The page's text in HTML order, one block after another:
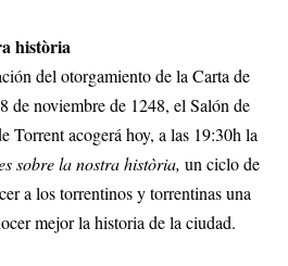
història
del otorgamiento de la Carta de
de noviembre de 1248, el Salón de
Torrent acogerá hoy, a las 19:30h la
sobre la nostra història, un ciclo de
a los torrentinos y torrentinas una
mejor la historia de la ciudad.